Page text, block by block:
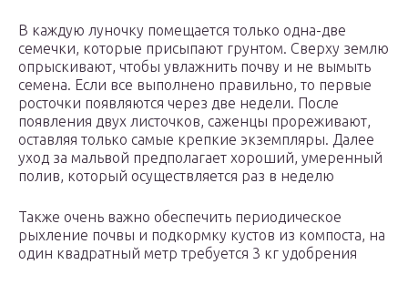
В каждую луночку помещается только одна-две
семечки, которые присыпают грунтом. Сверху землю
опрыскивают, чтобы увлажнить почву и не вымыть
семена. Если все выполнено правильно, то первые
росточки появляются через две недели. После
появления двух листочков, саженцы прореживают,
оставляя только самые крепкие экземпляры. Далее
уход за мальвой предполагает хороший, умеренный
полив, который осуществляется раз в неделю
Также очень важно обеспечить периодическое
рыхление почвы и подкормку кустов из компоста, на
один квадратный метр требуется 3 кг удобрения